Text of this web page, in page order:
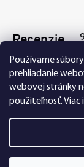
Používame
prehliadanie
webovej stránky
použiteľnosť.Viac
Recenzie